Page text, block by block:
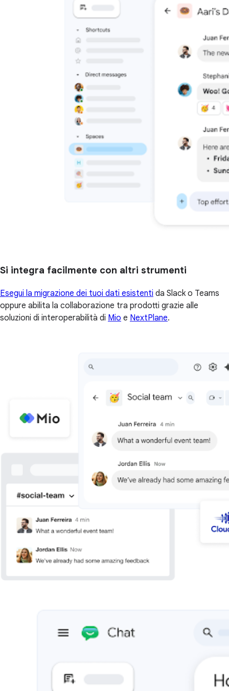
Si integra facilmente con altri strumenti
Esegui la migrazione dei tuoi dati esistenti da Slack o Teams
oppure abilita la collaborazione tra prodotti grazie alle
soluzioni di interoperabilità di Mio e NextPlane.